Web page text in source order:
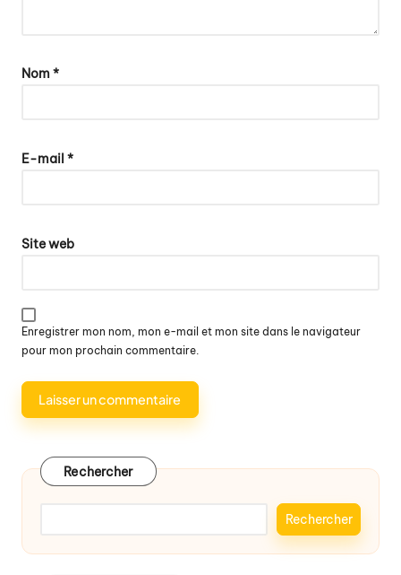
Nom *
E-mail *
Site web
Enregistrer mon nom, mon e-mail et mon site dans le navigateur
pour mon prochain commentaire.
Rechercher
Rechercher